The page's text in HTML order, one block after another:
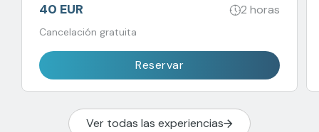
40 EUR 2 horas
Cancelación gratuita
Reservar
Ver todas las experiencias